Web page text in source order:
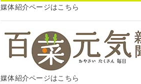
媒体紹介ページはこちら
媒体紹介ページはこちら